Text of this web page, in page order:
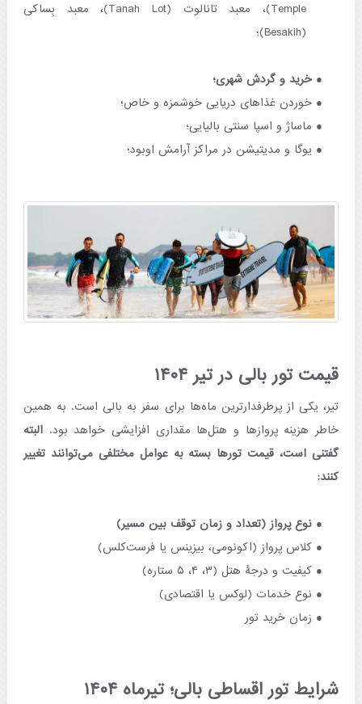
Temple)، معبد تانالوت (Tanah Lot)، معبد بِساکی
(Besakih)؛
خرید و گردش شهری؛
خوردن غذاهای دریایی خوشمزه و خاص؛
ماساژ و اسپا سنتی بالیایی؛
یوگا و مدیتیشن در مراکز آرامش اوبود؛
قیمت تور بالی در تیر ۱۴۰۴
تیر، یکی از پرطرفدارترین ماه‌ها برای سفر به بالی است. به همین
خاطر هزینه‌ پروازها و هتل‌ها مقداری افزایشی خواهد بود.البته
گفتنی است، قیمت تورها بسته به عوامل مختلفی می‌توانند تغییر
کنند:
نوع پرواز (تعداد و زمان توقف بین مسیر)
کلاس پرواز (اکونومی، بیزینس یا فرست‌کلس)
کیفیت و درجۀ هتل (۳، ۴، ۵ ستاره)
نوع خدمات (لوکس یا اقتصادی)
زمان خرید تور
شرایط تور اقساطی بالی؛ تیرماه ۱۴۰۴